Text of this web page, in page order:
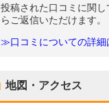
投稿された口コミに関
らご返信いただけます。
≫口コミについての詳細
地図・アクセス